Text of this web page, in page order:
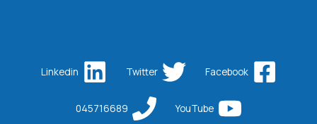
Facebook
Twitter
Linkedin
YouTube
045716689